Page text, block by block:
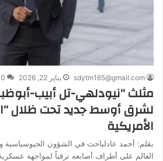
sdytm165@gmail.com يناير 22, 2026 0
مثلث “نيودلهي-تل أبيب-
لشرق أوسط جديد تحت ظلال
الأمريكية
​بقلم: أحمد عادلباحث في الشؤون الجيوسياسية
العالم على أطراف أصابعه ترقباً لمواجهة